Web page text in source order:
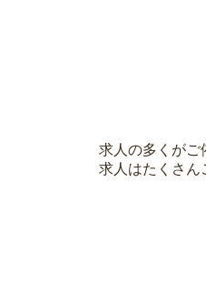
求人の多くがご
求人はたくさん